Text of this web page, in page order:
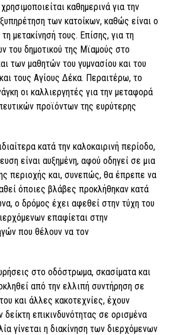
καθημερινά για την
των κατοίκων, καθώς είναι ο
μετακίνησή τους. Επίσης, για τη
του δημοτικού της Μϊαμούς στο
των μαθητών του γυμνασίου και του
τους Αγίους Δέκα. Περαιτέρω, το
οι καλλιεργητές για την μεταφορά
προϊόντων της ευρύτερης
κατά την καλοκαιρινή περίοδο,
είναι αυξημένη, αφού οδηγεί σε μια
περιοχής και, συνεπώς, θα έπρεπε να
όποιες βλάβες προκλήθηκαν κατά
ο δρόμος έχει αφεθεί στην τύχη του
επαφίεται στην
που θέλουν να τον
στο οδόστρωμα, σκασίματα και
από την ελλιπή συντήρηση σε
και άλλες κακοτεχνίες, έχουν
δείκτη επικινδυνότητας σε ορισμένα
γίνεται η διακίνηση των διερχόμενων